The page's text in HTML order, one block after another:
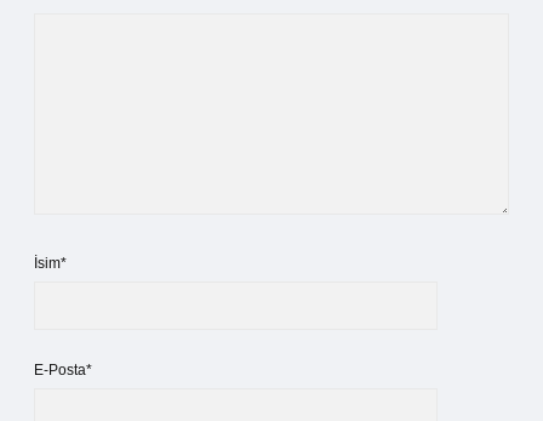
İsim*
E-Posta*